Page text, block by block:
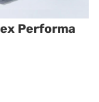
Performa